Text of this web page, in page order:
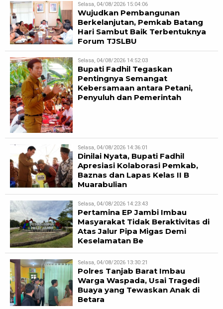
Selasa, 04/08/2026 15:04:06
Wujudkan Pembangunan
Berkelanjutan, Pemkab Batang
Hari Sambut Baik Terbentuknya
Forum TJSLBU
Selasa, 04/08/2026 14:52:03
Bupati Fadhil Tegaskan
Pentingnya Semangat
Kebersamaan antara Petani,
Penyuluh dan Pemerintah
Selasa, 04/08/2026 14:36:01
Dinilai Nyata, Bupati Fadhil
Apresiasi Kolaborasi Pemkab,
Baznas dan Lapas Kelas II B
Muarabulian
Selasa, 04/08/2026 14:23:43
Pertamina EP Jambi Imbau
Masyarakat Tidak Beraktivitas di
Atas Jalur Pipa Migas Demi
Keselamatan Be
Selasa, 04/08/2026 13:30:21
Polres Tanjab Barat Imbau
Warga Waspada, Usai Tragedi
Buaya yang Tewaskan Anak di
Betara